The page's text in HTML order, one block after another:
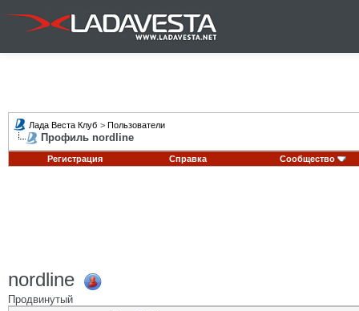
Лада Веста Клуб > Пользователи
Профиль nordline
Регистрация Справка Сообщество
nordline
Продвинутый